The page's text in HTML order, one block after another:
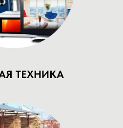
ТЕХНИКА